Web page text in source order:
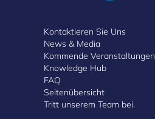
Kontaktieren Sie Uns
News & Media
Kommende Veranstaltungen
Knowledge Hub
FAQ
Seitenübersicht
Tritt unserem Team bei.